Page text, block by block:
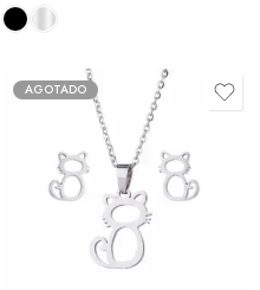
AGOTADO